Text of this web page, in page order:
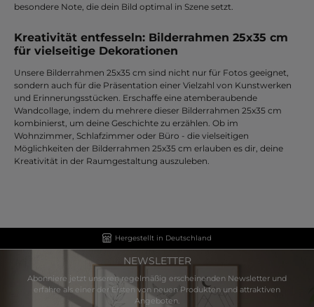
besondere Note, die dein Bild optimal in Szene setzt.
Kreativität entfesseln: Bilderrahmen 25x35 cm
für vielseitige Dekorationen
Unsere Bilderrahmen 25x35 cm sind nicht nur für Fotos geeignet,
sondern auch für die Präsentation einer Vielzahl von Kunstwerken
und Erinnerungsstücken. Erschaffe eine atemberaubende
Wandcollage, indem du mehrere dieser Bilderrahmen 25x35 cm
kombinierst, um deine Geschichte zu erzählen. Ob im
Wohnzimmer, Schlafzimmer oder Büro - die vielseitigen
Möglichkeiten der Bilderrahmen 25x35 cm erlauben es dir, deine
Kreativität in der Raumgestaltung auszuleben.
Hergestellt in Deutschland
NEWSLETTER
Abonniere jetzt unseren regelmäßig erscheinenden Newsletter und
erfahre als einer der Ersten von neuen Produkten und attraktiven
Angeboten.